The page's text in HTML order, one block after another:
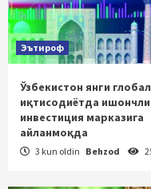
Эътироф
Ўзбекистон янги глобал
иқтисодиётда ишончли
инвестиция марказига
айланмоқда
3 kun oldin Behzod